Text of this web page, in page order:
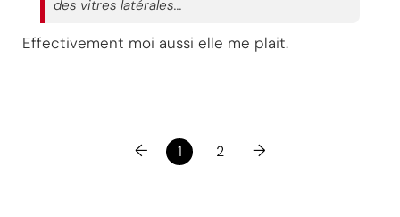
des vitres latérales...
Effectivement moi aussi elle me plait.
← 1 2 →